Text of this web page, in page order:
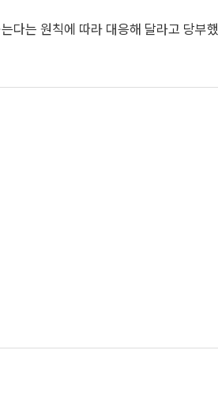
다는 원칙에 따라 대응해 달라고 당부했